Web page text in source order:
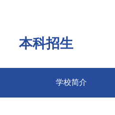
本科招生
学校简介